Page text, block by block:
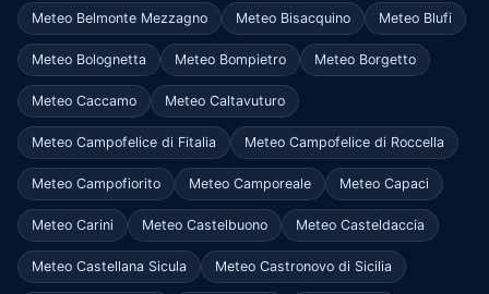
Meteo Belmonte Mezzagno Meteo Bisacquino Meteo Blufi
Meteo Bolognetta Meteo Bompietro Meteo Borgetto
Meteo Caccamo Meteo Caltavuturo
Meteo Campofelice di Fitalia Meteo Campofelice di Roccella
Meteo Campofiorito Meteo Camporeale Meteo Capaci
Meteo Carini Meteo Castelbuono Meteo Casteldaccia
Meteo Castellana Sicula Meteo Castronovo di Sicilia